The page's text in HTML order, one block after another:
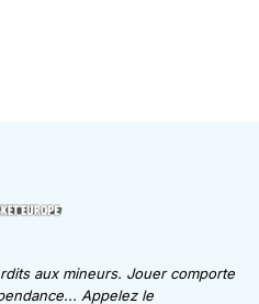
aux mineurs. Jouer comporte
Appelez le